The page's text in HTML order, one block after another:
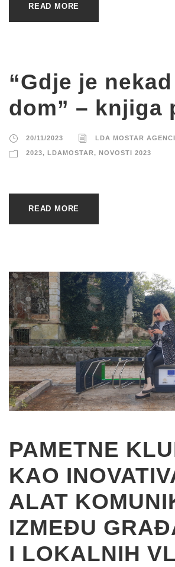
READ MORE
“Gdje je
dom” – knjiga
20/11/2023 LDA MOSTAR
2023, LDAMOSTAR, NOVOSTI 2023
READ MORE
PAMETNE
KAO
ALAT
IZMEĐU
I LOKALNIH